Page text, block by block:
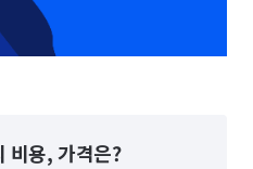
비용, 가격은?